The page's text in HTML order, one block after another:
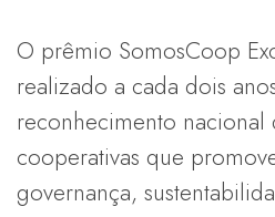
O prêmio SomosCoop
realizado a cada dois
reconhecimento nacional
cooperativas que
governança,